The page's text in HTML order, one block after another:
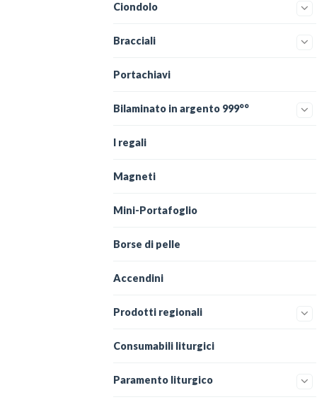
Ciondolo
Bracciali
Portachiavi
Bilaminato in argento 999°°
I regali
Magneti
Mini-Portafoglio
Borse di pelle
Accendini
Prodotti regionali
Consumabili liturgici
Paramento liturgico